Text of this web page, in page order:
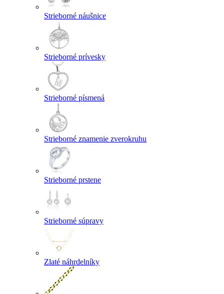
Strieborné náušnice
Strieborné prívesky
Strieborné písmená
Strieborné znamenie zverokruhu
Strieborné prstene
Strieborné súpravy
Zlaté náhrdelníky